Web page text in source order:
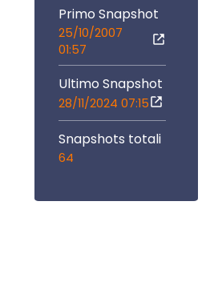
Primo Snapshot
25/10/2007
01:57
Ultimo Snapshot
28/11/2024 07:15
Snapshots totali
64